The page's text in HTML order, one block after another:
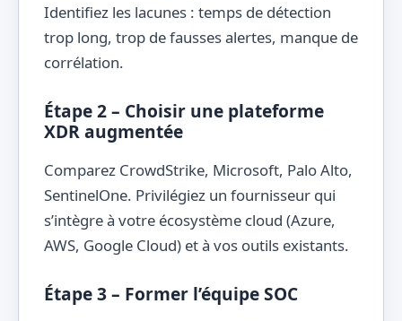
Identifiez les lacunes : temps de détection
trop long, trop de fausses alertes, manque de
corrélation.
Étape 2 – Choisir une plateforme
XDR augmentée
Comparez CrowdStrike, Microsoft, Palo Alto,
SentinelOne. Privilégiez un fournisseur qui
s’intègre à votre écosystème cloud (Azure,
AWS, Google Cloud) et à vos outils existants.
Étape 3 – Former l’équipe SOC